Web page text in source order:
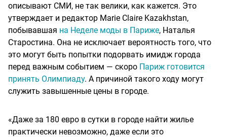
описывают СМИ, не так велики, как кажется. Это
утверждает и редактор Marie Claire Kazakhstan,
побывавшая на Неделе моды в Париже, Наталья
Старостина. Она не исключает вероятность того, что
это могут быть попытки подорвать имидж города
перед важным событием — cкоро Париж готовится
принять Олимпиаду. А причиной такого ходу могут
служить завышенные цены в городе.
«Даже за 180 евро в сутки в городе найти жилье
практически невозможно, даже если это